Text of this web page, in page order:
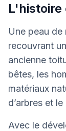
L'histoire
Une peau
recouvrant
ancienne
bêtes, les
matériaux
d’arbres et
Avec le